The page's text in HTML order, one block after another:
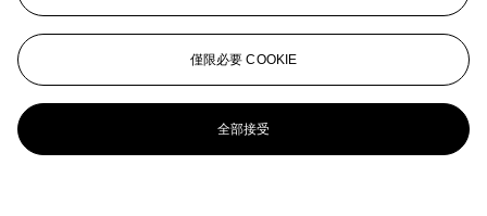
更多來自 二十世紀藝術 日間拍賣
查看全部
僅限必要 COOKIE
全部接受